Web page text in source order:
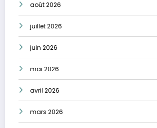
août 2026
juillet 2026
juin 2026
mai 2026
avril 2026
mars 2026